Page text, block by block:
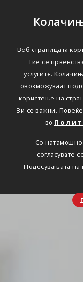
Веб страницата
Тие се
услугите.
овозможуваат
користење на
Ви се важни.
во
Со натамошно
согласувате
Подесувањата на